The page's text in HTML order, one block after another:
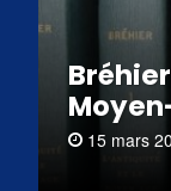
15 mars